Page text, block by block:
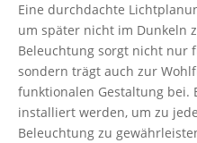
Eine durchdachte
um später nicht im Dunkeln
Beleuchtung sorgt nicht nur
sondern trägt auch zur
funktionalen Gestaltung bei.
installiert werden, um zu
Beleuchtung zu